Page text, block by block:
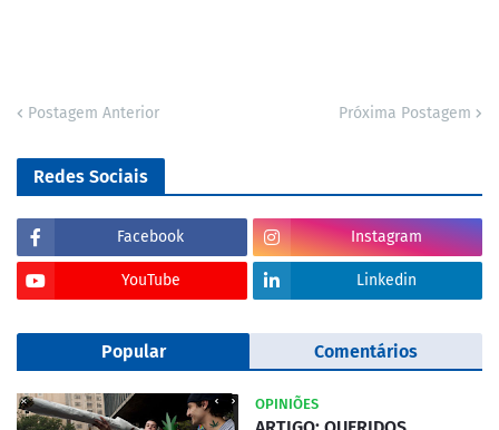
Postagem Anterior Próxima Postagem
Redes Sociais
Facebook Instagram
YouTube Linkedin
Popular Comentários
OPINIÕES